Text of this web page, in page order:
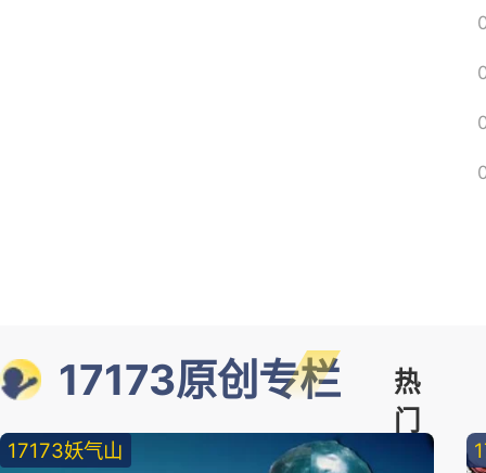
17173原创专栏
热
门
17173妖气山